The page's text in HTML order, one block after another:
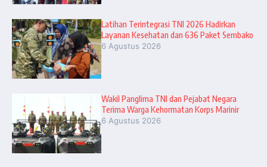
Latihan Terintegrasi TNI 2026 Hadirkan
Layanan Kesehatan dan 636 Paket Sembako
6 Agustus 2026
Wakil Panglima TNI dan Pejabat Negara
Terima Warga Kehormatan Korps Marinir
6 Agustus 2026